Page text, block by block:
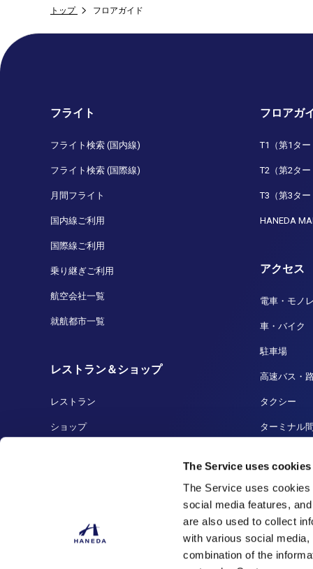
The Service uses cookies
The Service uses
social media features,
are also used to collect
with various social
combination of the
トップ フロアガイド
フライト
フライト検索 (国内線)
フライト検索 (国際線)
月間フライト
国内線ご利用
国際線ご利用
乗り継ぎご利用
航空会社一覧
就航都市一覧
レストラン＆ショップ
レストラン
ショップ
フロアガ
T1（第1タ
T2（第2タ
T3（第3タ
HANEDA
アクセス
電車・モノ
車・バイク
駐車場
高速バス・
タクシー
ターミナル